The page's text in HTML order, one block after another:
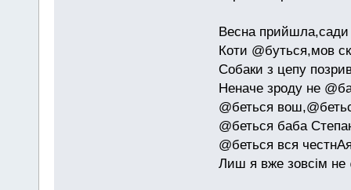
Весна прийшла,сади
Коти @буться,мов
Собаки з цепу
Неначе зроду не
@беться
@беться баба
@беться вся
Лиш я вже зовсім не